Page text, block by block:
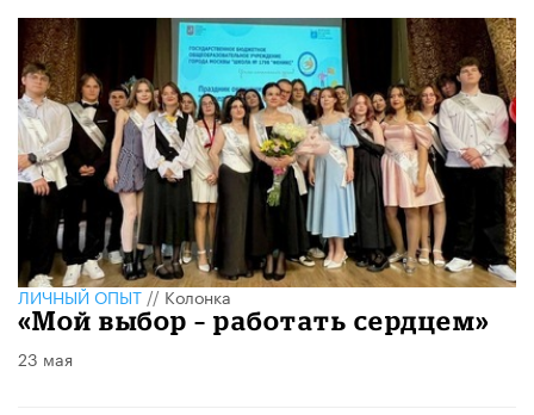
ЛИЧНЫЙ ОПЫТ//Колонка
«Мой выбор – работать сердцем»
23 мая